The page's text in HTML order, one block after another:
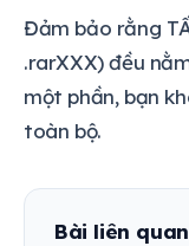
Đảm bảo rằng
.rarXXX) đều
một phần, bạn
toàn bộ.
Bài liên quan